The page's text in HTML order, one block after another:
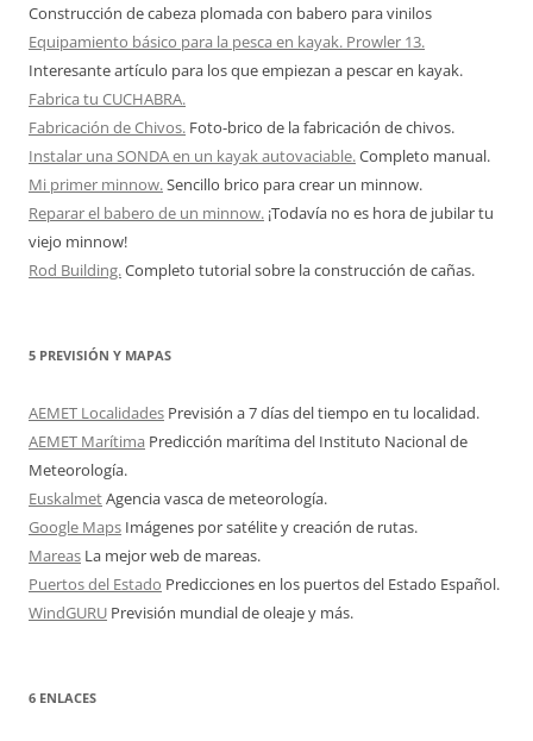
Construcción de cabeza plomada con babero para vinilos
Equipamiento básico para la pesca en kayak. Prowler 13.
Interesante artículo para los que empiezan a pescar en kayak.
Fabrica tu CUCHABRA.
Fabricación de Chivos. Foto-brico de la fabricación de chivos.
Instalar una SONDA en un kayak autovaciable.Completo manual.
Mi primer minnow.Sencillo brico para crear un minnow.
Reparar el babero de un minnow. ¡Todavía no es hora de jubilar tu
viejo minnow!
Rod Building.Completo tutorial sobre la construcción de cañas.
5 PREVISIÓN Y MAPAS
AEMET Localidades Previsión a 7 días del tiempo en tu localidad.
AEMET Marítima Predicción marítima del Instituto Nacional de
Meteorología.
EuskalmetAgencia vasca de meteorología.
Google Maps Imágenes por satélite y creación de rutas.
Mareas La mejor web de mareas.
Puertos del Estado Predicciones en los puertos del Estado Español.
WindGURU Previsión mundial de oleaje y más.
6 ENLACES